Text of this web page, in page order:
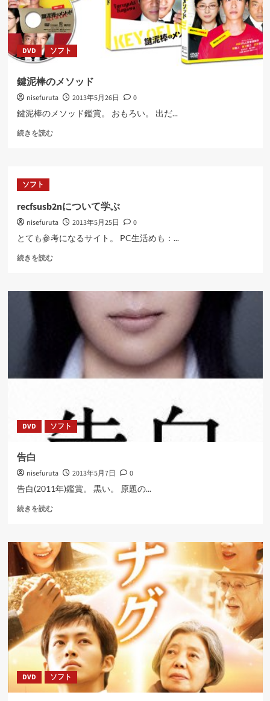
に
つ
い
て
さ
読
む
DVD ソフト
鍵泥棒のメソッド
nisefuruta 2013年5月26日
0
鍵泥棒のメソッド鑑賞。 おもろい。 出だ...
続きを読む鍵
ド
に
つ
て
に
ソフト
recfsusb2nについて学ぶ
nisefuruta 2013年5月25日
0
とても参考になるサイト。 PC生活めも：...
続きを読むrecfsusb2n
い
さ
む
DVD ソフト
告白
nisefuruta 2013年5月7日
0
告白(2011年)鑑賞。 黒い。 原題の...
続きを読む告
つ
い
て
さ
ら
に
読
む
DVD ソフト